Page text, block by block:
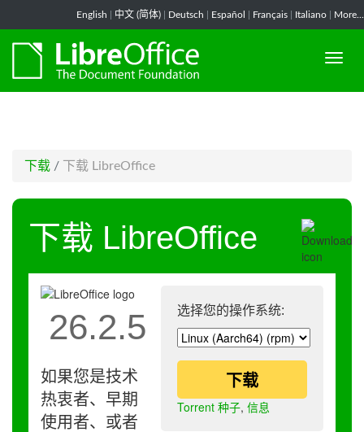
English 中文 (简体) Deutsch Español Français Italiano More...
下载 / 下载 LibreOffice
下载 LibreOffice
选择您的操作系统:
下载
Torrent 种子, 信息
26.2.5
如果您是技术
热衷者、早期
使用者、或者